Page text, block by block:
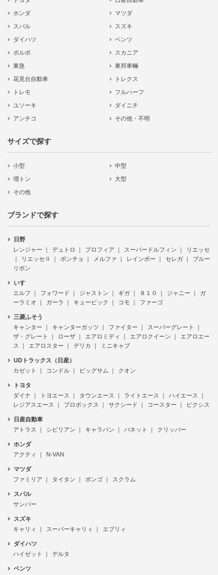
ホンダ
マツダ
スバル
スズキ
ダイハツ
ベンツ
ボルボ
スカニア
東急
東邦車輛
花見台自動車
トレクス
トレモ
フルハーフ
ユソーキ
ダイニチ
アンチコ
その他・不明
サイズで探す
小型
中型
増トン
大型
その他
ブランドで探す
日野
レンジャー
デュトロ プロフィア スーパードルフィン
リエッセ
リエッセⅡ
ポンチョ メルファ レインボー セレガ
ブルー
リボン
いすゞ
エルフ
フォワード ジャストン ギガ ８１０ ジャニー
ガ
ーラミオ
ガーラ キュービック コモ ファーゴ
三菱ふそう
キャンター
キャンターガッツ ファイター
スーパーグレート
ザ・グレート
ローザ エアロミディ エアロクイーン
エアロエー
ス
エアロスター デリカ ミニキャブ
UDトラックス（日産）
カゼット
コンドル ビッグサム クオン
トヨタ
ダイナ
トヨエース タウンエース ライトエース
ハイエース
レジアスエース
プロボックス サクシード コースター ピクシス
日産自動車
アトラス
シビリアン キャラバン バネット クリッパー
ホンダ
アクティ
N-VAN
マツダ
ファミリア
タイタン ボンゴ スクラム
スバル
サンバー
スズキ
キャリィ
スーパーキャリィ エブリィ
ダイハツ
ハイゼット
デルタ
ベンツ